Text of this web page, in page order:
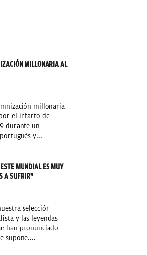
MILLONARIA AL
millonaria
el infarto de
durante un
y...
MUNDIAL ES MUY
A SUFRIR"
selección
y las leyendas
han pronunciado
supone....